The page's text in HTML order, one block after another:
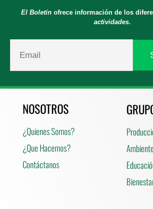
El Boletínofrece información de los
actividades.
NOSOTROS
¿Quienes Somos?
¿Que Hacemos?
Contáctanos
Ambiente